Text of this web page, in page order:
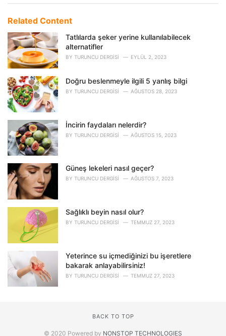
e
o
r
i
e
:
Related Content
Tatlılarda şeker yerine kullanılabilecek
alternatifler
BY TURUNCU DERGISI EYLÜL 2, 2023
Doğru beslenmeyle ilgili 5 yanlış bilgi
BY TURUNCU DERGISI AĞUSTOS 28, 2023
İncirin faydaları nelerdir?
BY TURUNCU DERGISI AĞUSTOS 15, 2023
Güneş lekeleri nasıl geçer?
BY TURUNCU DERGISI AĞUSTOS 7, 2023
Sağlıklı beyin nasıl olur?
BY TURUNCU DERGISI TEMMUZ 27, 2023
Yeterince su içmediğinizi bu işeretlere
bakarak anlayabilirsiniz!
BY TURUNCU DERGISI TEMMUZ 27, 2023
BACK TO TOP
© 2020 Powered by NONSTOP TECHNOLOGIES